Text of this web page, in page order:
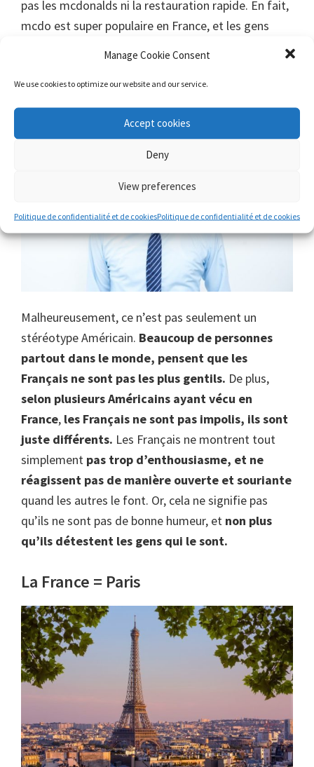
Manage Cookie Consent
We use cookies to optimize our website and our service.
Accept cookies
Deny
View preferences
Politique de confidentialité et de cookiesPolitique de confidentialité et de cookies
pas les mcdonalds ni la restauration rapide. En fait,
mcdo est super populaire en France, et les gens
Les Francais ne sont pas trés gentils
Malheureusement, ce n’est pas seulement un
stéréotype Américain. Beaucoup de personnes
partout dans le monde, pensent que les
Français ne sont pas les plus gentils. De plus,
selon plusieurs Américains ayant vécu en
France, les Français ne sont pas impolis, ils sont
juste différents. Les Français ne montrent tout
simplement pas trop d’enthousiasme, et ne
réagissent pas de manière ouverte et souriante
quand les autres le font. Or, cela ne signifie pas
qu’ils ne sont pas de bonne humeur, et non plus
qu’ils détestent les gens qui le sont.
La France = Paris